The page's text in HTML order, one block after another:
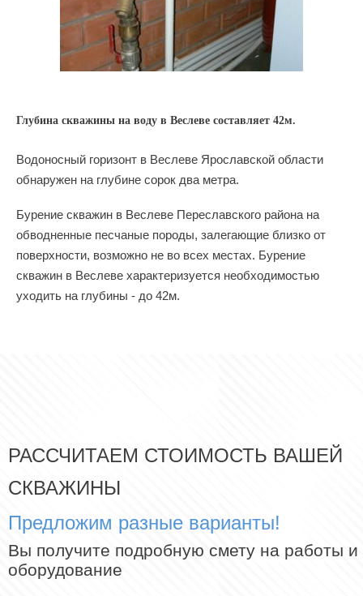
Глубина скважины на воду в Веслеве составляет 42м.
Водоносный горизонт в Веслеве Ярославской области
обнаружен на глубине сорок два метра.
Бурение скважин в Веслеве Переславского района на
обводненные песчаные породы, залегающие близко от
поверхности, возможно не во всех местах. Бурение
скважин в Веслеве характеризуется необходимостью
уходить на глубины - до 42м.
РАССЧИТАЕМ СТОИМОСТЬ ВАШЕЙ
СКВАЖИНЫ
Предложим разные варианты!
Вы получите подробную смету на работы и
оборудование